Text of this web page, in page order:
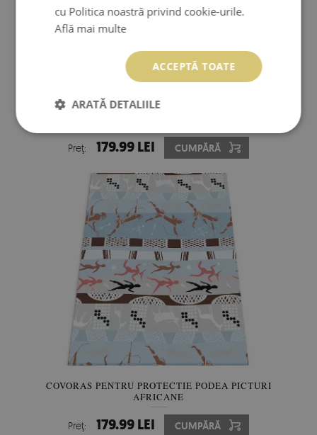
COVORAS PENTRU PROTECTIE PODEA ALBINE FLORI
Preţ: 179.99 LEI CUMPĂRĂ
COVORAS PENTRU PROTECTIE PODEA PICTURI
AFRICANE
Preţ: 179.99 LEI CUMPĂRĂ
cu Politica noastră privind cookie-urile.
Află mai multe
ACCEPTĂ TOATE
ARATĂ DETALIILE